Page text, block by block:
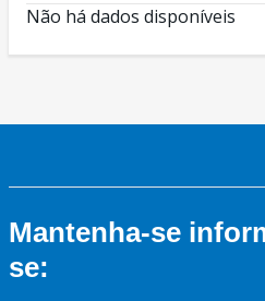
Não há dados disponíveis
Mantenha-se
se: